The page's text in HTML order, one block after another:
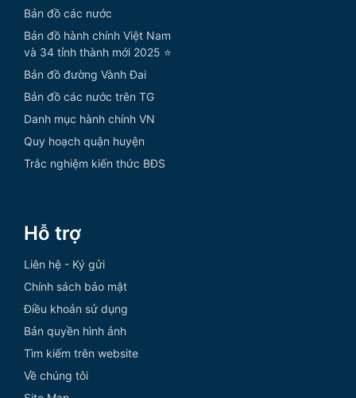
Bản đồ các nước
Bản đồ hành chính Việt Nam
và 34 tỉnh thành mới 2025 ⭐
Bản đồ đường Vành Đai
Bản đồ các nước trên TG
Danh mục hành chính VN
Quy hoạch quận huyện
Trắc nghiệm kiến thức BĐS
Hỗ trợ
Liên hệ - Ký gửi
Chính sách bảo mật
Điều khoản sử dụng
Bản quyền hình ảnh
Tìm kiếm trên website
Về chúng tôi